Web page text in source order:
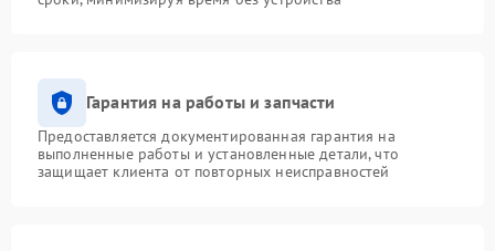
Гарантия на работы и запчасти
Предоставляется документированная гарантия на
выполненные работы и установленные детали, что
защищает клиента от повторных неисправностей